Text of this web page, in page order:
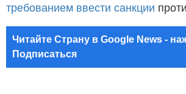
требованием ввести санкции
Читайте Страну в Google News -
Подписаться